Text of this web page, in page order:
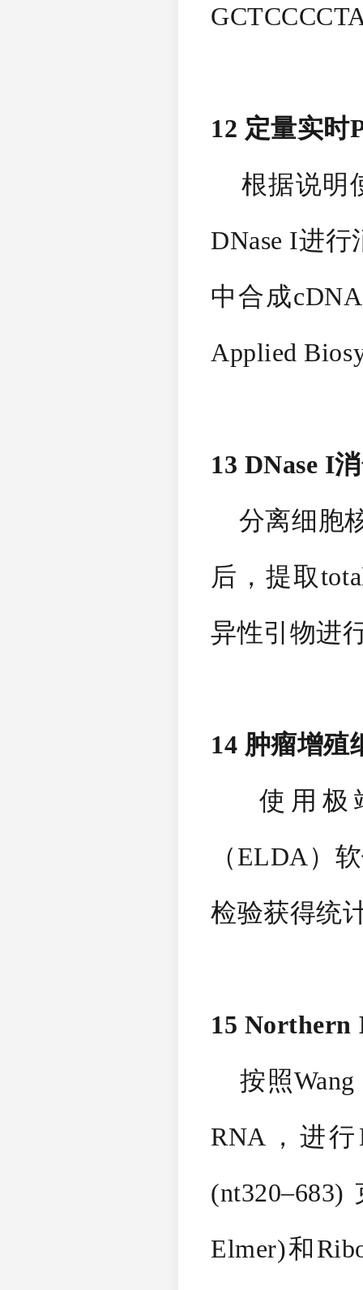
12 定量实时
根据说明
DNase I进
中合成
Applied
13 DNase I
分离细胞
后，提取
异性引物进
14 肿瘤增殖
使用极端
（ELDA）
检验获得统
15 Northern
按照Wang
RNA，进
Elmer)和